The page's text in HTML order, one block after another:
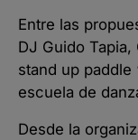
Entre las
DJ Guido
stand up paddle
escuela de
Desde la